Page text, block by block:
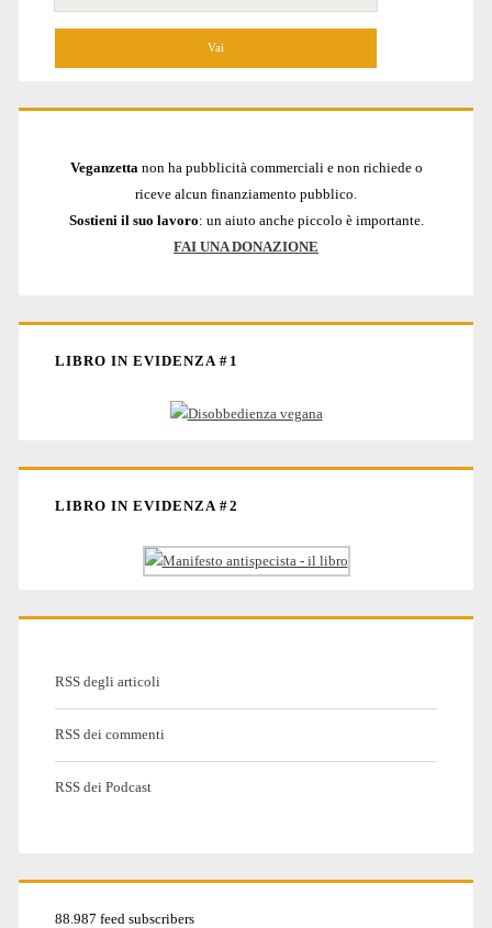
per:
Veganzetta non ha pubblicità commerciali e non richiede o
riceve alcun finanziamento pubblico.
Sostieni il suo lavoro: un aiuto anche piccolo è importante.
FAI UNA DONAZIONE
LIBRO IN EVIDENZA #1
LIBRO IN EVIDENZA #2
RSS degli articoli
RSS dei commenti
RSS dei Podcast
88.987 feed subscribers